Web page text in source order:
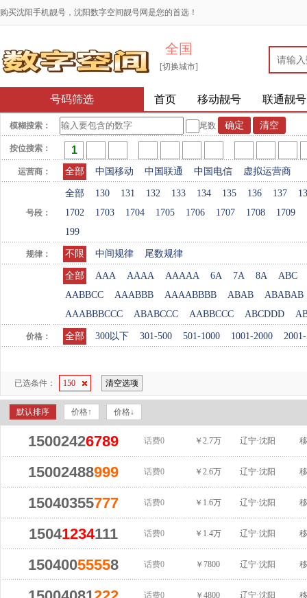
购买沈阳手机靓号，沈阳数字空间靓号网是您的首选！
全国
[切换城市]
号码筛选 首页 移动靓号 联通靓号
模糊搜索： 尾数
按位搜索：
运营商： 全部 中国移动 中国联通 中国电信 虚拟运营商
号段：
全部 130 131 132 133 134 135 136 137
1702
1703 1704 1705 1706 1707 1708 1709
199
规律： 不限 中间规律 尾数规律
全部 AAA AAAA AAAAA 6A 7A 8A
ABC
AABBCC
AAABBB AAAABBBB ABAB
ABABAB
AAABBBCCC
ABABCCC AABBCCC ABCDDD
价格： 全部 300以下 301-500 501-1000 1001-2000
已选条件： 150 清空选项
默认排序 价格↑ 价格↓
15002426789 话费0 ￥2.7万 辽宁·沈阳
15002488999 话费0 ￥2.6万 辽宁·沈阳
15040355777 话费0 ￥1.6万 辽宁·沈阳
15041234111 话费0 ￥1.4万 辽宁·沈阳
15040055558 话费0 ￥7800 辽宁·沈阳
话费0 ￥4800 辽宁·沈阳